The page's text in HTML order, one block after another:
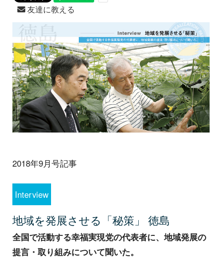
友達に教える
2018年9月号記事
Interview
地域を発展させる「秘策」 徳島
全国で活動する幸福実現党の代表者に、地域発展の
提言・取り組みについて聞いた。